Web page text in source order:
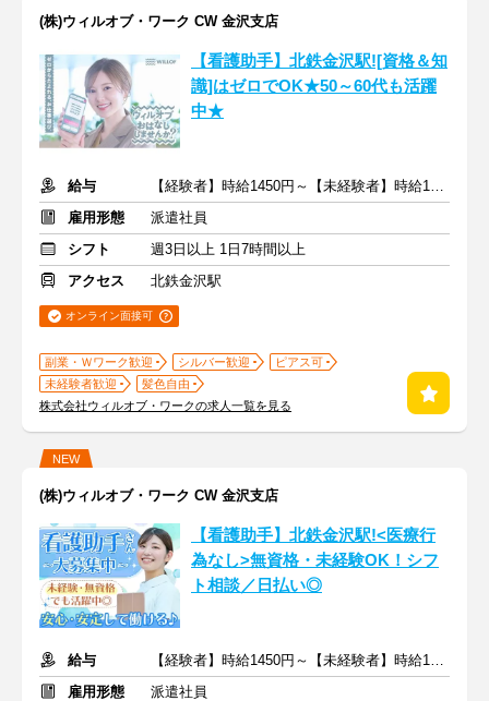
(株)ウィルオブ・ワーク CW 金沢支店
【看護助手】北鉄金沢駅![資格＆知
識]はゼロでOK★50～60代も活躍
中★
給与
【経験者】時給1450円～【未経験者】時給1350円～ ＋交通費
雇用形態
派遣社員
シフト
週3日以上 1日7時間以上
アクセス
北鉄金沢駅
オンライン面接可
副業・Ｗワーク歓迎 シルバー歓迎
ピアス可
未経験者歓迎
髪色自由
株式会社ウィルオブ・ワークの求人一覧を見る
NEW
(株)ウィルオブ・ワーク CW 金沢支店
【看護助手】北鉄金沢駅!<医療行
為なし>無資格・未経験OK！シフ
ト相談／日払い◎
給与
【経験者】時給1450円～【未経験者】時給1350円～ ＋交通費
雇用形態
派遣社員